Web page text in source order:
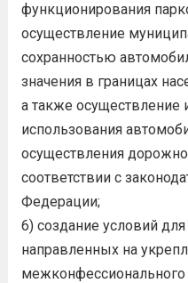
функционирования
осуществление
сохранностью
значения в границах
а также осуществление
использования
осуществления
соответствии с
Федерации;
6) создание условий
направленных на
межконфессионального